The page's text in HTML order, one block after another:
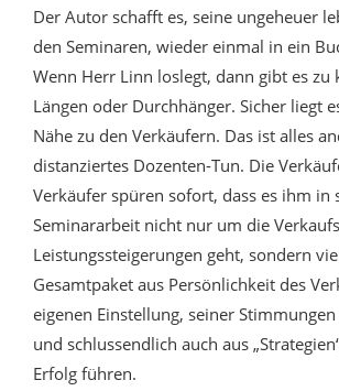
Der Autor schafft es, seine ungeheuer
den Seminaren, wieder einmal in ein
Wenn Herr Linn loslegt, dann gibt es zu
Längen oder Durchhänger. Sicher liegt
Nähe zu den Verkäufern. Das ist alles
distanziertes Dozenten-Tun. Die
Verkäufer spüren sofort, dass es ihm in
Seminararbeit nicht nur um die
Leistungssteigerungen geht, sondern
Gesamtpaket aus Persönlichkeit des
eigenen Einstellung, seiner
und schlussendlich auch aus
Erfolg führen.